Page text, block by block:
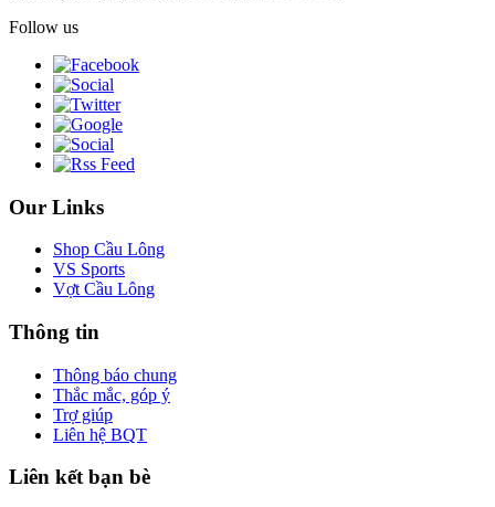
Follow us
Our Links
Shop Cầu Lông
VS Sports
Vợt Cầu Lông
Thông tin
Thông báo chung
Thắc mắc, góp ý
Trợ giúp
Liên hệ BQT
Liên kết bạn bè